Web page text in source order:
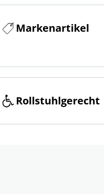
Markenartikel
Rollstuhlgerecht